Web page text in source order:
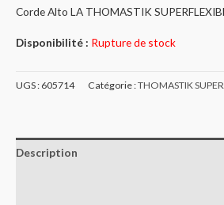
Corde Alto LA THOMASTIK
Disponibilité : Rupture de stock
UGS : 605714 Catégorie :THOMASTIK
Description